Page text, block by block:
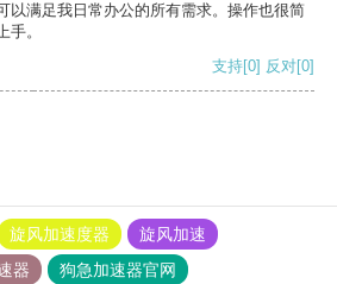
以满足我日常办公的所有需求。操作也很简
。
支持[0] 反对[0]
旋风加速度器
旋风加速
器
狗急加速器官网